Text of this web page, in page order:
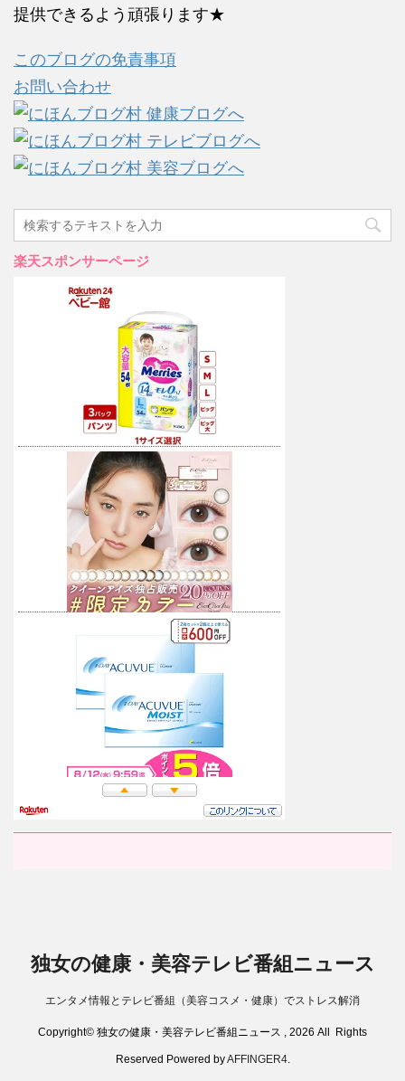
提供できるよう頑張ります★
このブログの免責事項
お問い合わせ
楽天スポンサーページ
独女の健康・美容テレビ番組ニュース
エンタメ情報とテレビ番組（美容コスメ・健康）でストレス解消
Copyright© 独女の健康・美容テレビ番組ニュース , 2026 All Rights
Reserved Powered byAFFINGER4.